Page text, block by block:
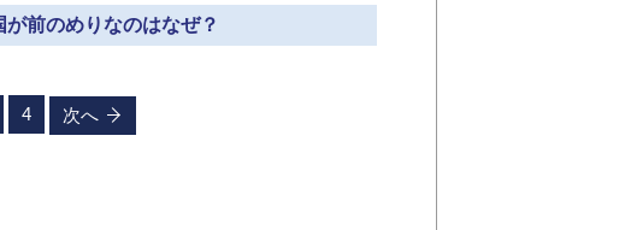
前のめりなのはなぜ？
4 次へ